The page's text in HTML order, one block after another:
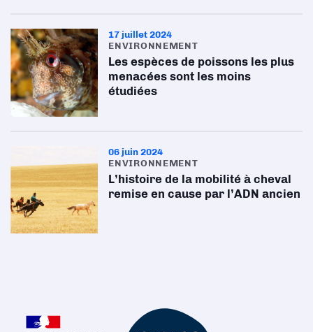
17 juillet 2024
ENVIRONNEMENT
Les espèces de poissons les plus
menacées sont les moins
étudiées
06 juin 2024
ENVIRONNEMENT
L’histoire de la mobilité à cheval
remise en cause par l’ADN ancien